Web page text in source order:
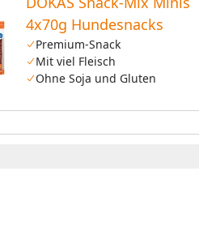
4x70g Hundesnacks
Premium-Snack
Mit viel Fleisch
Ohne Soja und Gluten